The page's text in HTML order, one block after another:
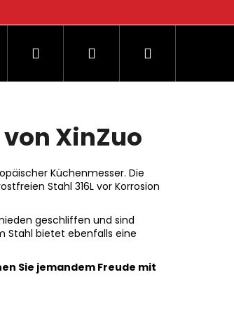
SuchenLogin Warenkorb
von XinZuo
Küchenmesser. Die
Stahl 316L vor Korrosion
geschliffen und sind
Stahl bietet ebenfalls eine
Sie jemandem Freude mit